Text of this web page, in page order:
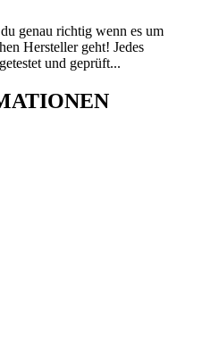
genau richtig wenn es um
Hersteller geht! Jedes
und geprüft...